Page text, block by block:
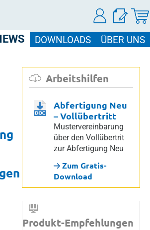
DOWNLOADS ÜBER UNS
Arbeitshilfen
Abfertigung Neu
– Vollübertritt
Mustervereinbarung
über den Vollübertrit
zur Abfertigung Neu
Zum Gratis-
Download
Produkt-Empfehlungen